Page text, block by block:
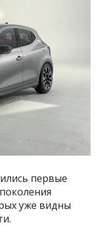
первые
уже видны